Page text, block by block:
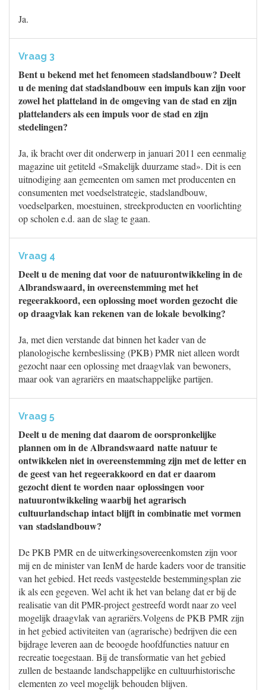
Ja.
Vraag 3
Bent u bekend met het fenomeen stadslandbouw? Deelt
u de mening dat stadslandbouw een impuls kan zijn voor
zowel het platteland in de omgeving van de stad en zijn
plattelanders als een impuls voor de stad en zijn
stedelingen?
Ja, ik bracht over dit onderwerp in januari 2011 een eenmalig
magazine uit getiteld «Smakelijk duurzame stad». Dit is een
uitnodiging aan gemeenten om samen met producenten en
consumenten met voedselstrategie, stadslandbouw,
voedselparken, moestuinen, streekproducten en voorlichting
op scholen e.d. aan de slag te gaan.
Vraag 4
Deelt u de mening dat voor de natuurontwikkeling in de
Albrandswaard, in overeenstemming met het
regeerakkoord, een oplossing moet worden gezocht die
op draagvlak kan rekenen van de lokale bevolking?
Ja, met dien verstande dat binnen het kader van de
planologische kernbeslissing (PKB) PMR niet alleen wordt
gezocht naar een oplossing met draagvlak van bewoners,
maar ook van agrariërs en maatschappelijke partijen.
Vraag 5
Deelt u de mening dat daarom de oorspronkelijke
plannen om in de Albrandswaard natte natuur te
ontwikkelen niet in overeenstemming zijn met de letter en
de geest van het regeerakkoord en dat er daarom
gezocht dient te worden naar oplossingen voor
natuurontwikkeling waarbij het agrarisch
cultuurlandschap intact blijft in combinatie met vormen
van stadslandbouw?
De PKB PMR en de uitwerkingsovereenkomsten zijn voor
mij en de minister van IenM de harde kaders voor de transitie
van het gebied. Het reeds vastgestelde bestemmingsplan zie
ik als een gegeven. Wel acht ik het van belang dat er bij de
realisatie van dit PMR-project gestreefd wordt naar zo veel
mogelijk draagvlak van agrariërs.Volgens de PKB PMR zijn
in het gebied activiteiten van (agrarische) bedrijven die een
bijdrage leveren aan de beoogde hoofdfuncties natuur en
recreatie toegestaan. Bij de transformatie van het gebied
zullen de bestaande landschappelijke en cultuurhistorische
elementen zo veel mogelijk behouden blijven.